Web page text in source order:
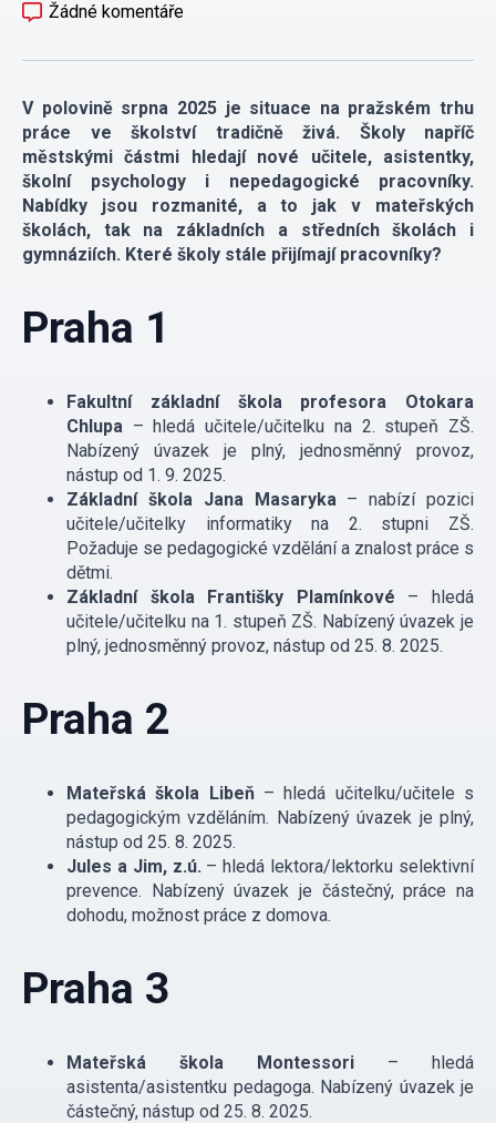
Žádné komentáře
V polovině srpna 2025 je situace na pražském trhu
práce ve školství tradičně živá. Školy napříč
městskými částmi hledají nové učitele, asistentky,
školní psychology i nepedagogické pracovníky.
Nabídky jsou rozmanité, a to jak v mateřských
školách, tak na základních a středních školách i
gymnáziích. Které školy stále přijímají pracovníky?
Praha 1
Fakultní základní škola profesora Otokara
Chlupa – hledá učitele/učitelku na 2. stupeň ZŠ.
Nabízený úvazek je plný, jednosměnný provoz,
nástup od 1. 9. 2025.
Základní škola Jana Masaryka– nabízí pozici
učitele/učitelky informatiky na 2. stupni ZŠ.
Požaduje se pedagogické vzdělání a znalost práce s
dětmi.
Základní škola Františky Plamínkové – hledá
učitele/učitelku na 1. stupeň ZŠ. Nabízený úvazek je
plný, jednosměnný provoz, nástup od 25. 8. 2025.
Praha 2
Mateřská škola Libeň– hledá učitelku/učitele s
pedagogickým vzděláním. Nabízený úvazek je plný,
nástup od 25. 8. 2025.
Jules a Jim, z.ú. – hledá lektora/lektorku selektivní
prevence. Nabízený úvazek je částečný, práce na
dohodu, možnost práce z domova.
Praha 3
Mateřská škola Montessori – hledá
asistenta/asistentku pedagoga. Nabízený úvazek je
částečný, nástup od 25. 8. 2025.